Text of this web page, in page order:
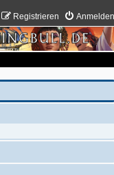
Registrieren